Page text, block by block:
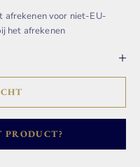
afrekenen voor niet-EU-
het afrekenen
PRODUCT?